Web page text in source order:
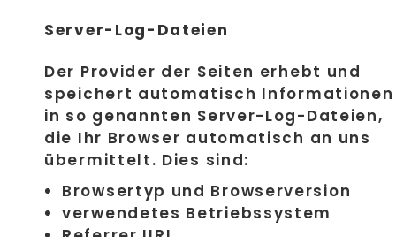
Server-Log-Dateien
Der Provider der Seiten erhebt und
speichert automatisch Informationen
in so genannten Server-Log-Dateien,
die Ihr Browser automatisch an uns
übermittelt. Dies sind:
Browsertyp und Browserversion
verwendetes Betriebssystem